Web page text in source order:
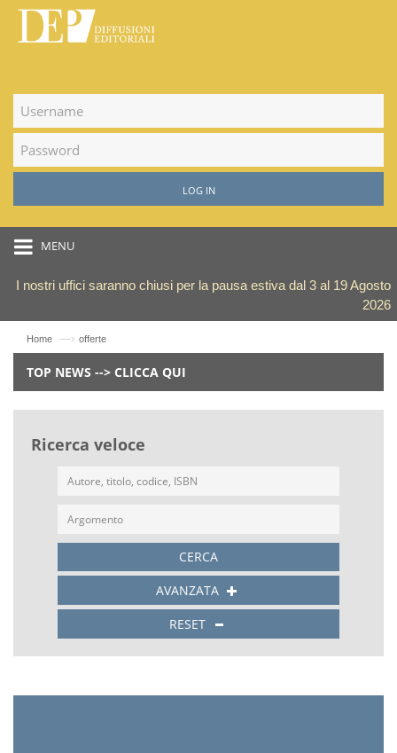
LOG IN
MENU
I nostri uffici saranno chiusi per la pausa estiva dal 3 al 19 Agosto
2026
Home —› offerte
TOP NEWS --> CLICCA QUI
Ricerca veloce
CERCA
AVANZATA
RESET